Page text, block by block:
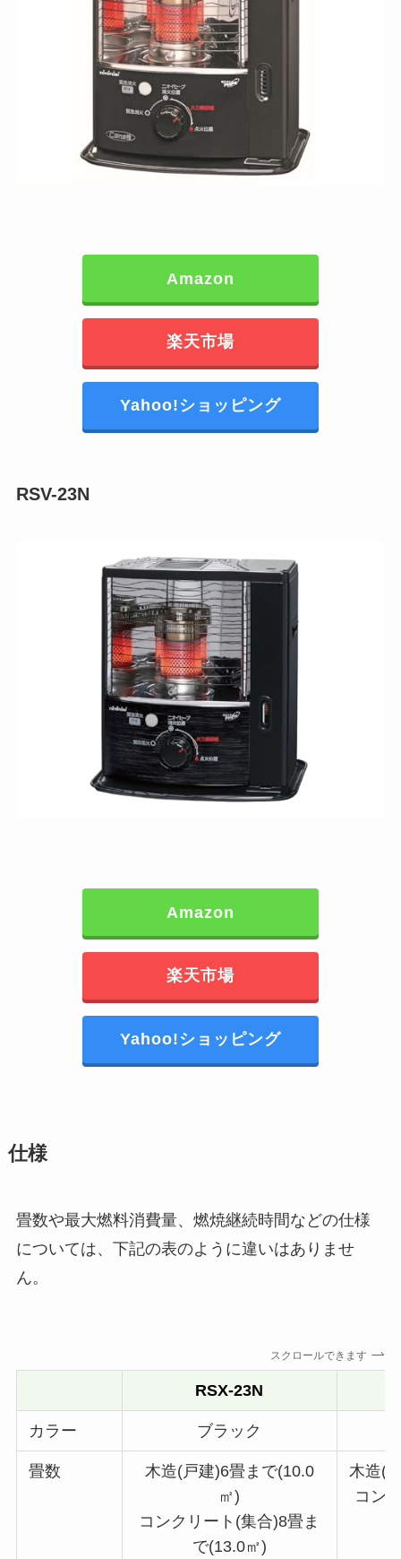
Amazon
楽天市場
Yahoo!ショッピング
RSV-23N
Amazon
楽天市場
Yahoo!ショッピング
仕様
畳数や最大燃料消費量、燃焼継続時間などの仕様
については、下記の表のように違いはありませ
ん。
スクロールできます
RSX-23N
カラー ブラック
畳数
木造(戸建)6畳まで(10.0
㎡)
コンクリート(集合)8畳ま
で(13.0㎡)
木造(
コン